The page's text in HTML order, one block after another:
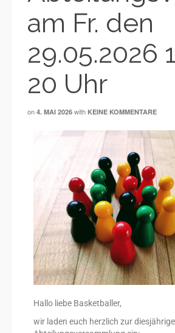
am Fr. den
29.05.2026
20 Uhr
on 4. MAI 2026 with KEINE KOMMENTARE
Hallo liebe Basketballer,
wir laden euch herzlich zur